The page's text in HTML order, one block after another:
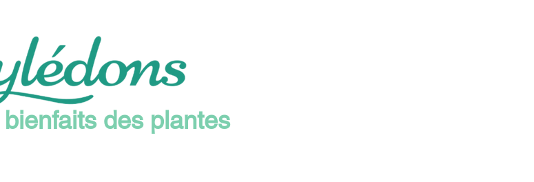
des plantes